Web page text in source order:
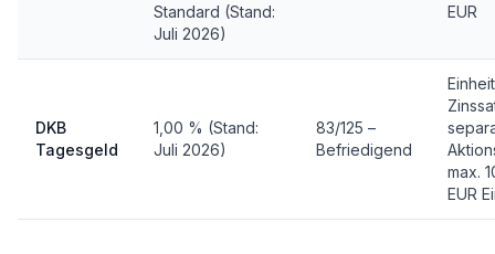
Standard (Stand:
Juli 2026)
EUR
DKB
Tagesgeld
1,00 % (Stand:
Juli 2026)
83/125 –
Befriedigend
max.
EUR